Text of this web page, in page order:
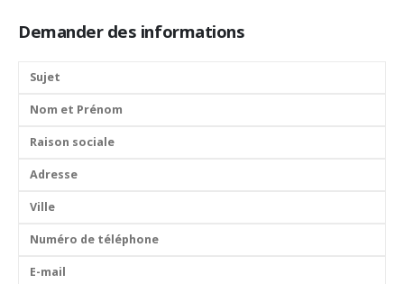
Demander des informations